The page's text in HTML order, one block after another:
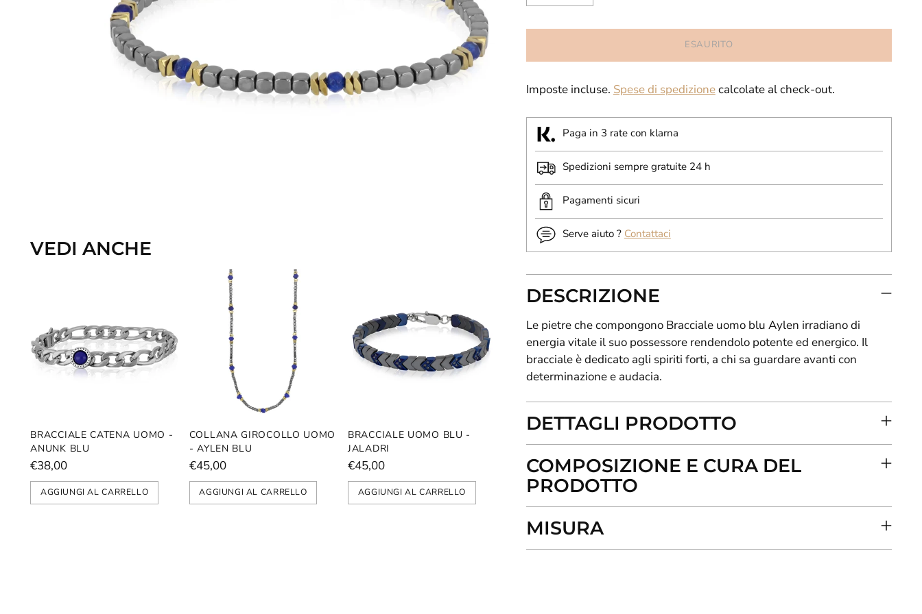
VEDI ANCHE
BRACCIALE CATENA UOMO -
ANUNK BLU
€38,00
AGGIUNGI AL CARRELLO
COLLANA GIROCOLLO UOMO
- AYLEN BLU
€45,00
AGGIUNGI AL CARRELLO
BRACCIALE UOMO BLU -
JALADRI
€45,00
AGGIUNGI AL CARRELLO
ESAURITO
Imposte incluse. Spese di spedizionecalcolate al check-out.
Paga in 3 rate con klarna
Spedizioni sempre gratuite 24 h
Pagamenti sicuri
Serve aiuto ? Contattaci
DESCRIZIONE
Le pietre che compongono Bracciale uomo blu Aylen irradiano di
energia vitale il suo possessore rendendolo potente ed energico. Il
bracciale è dedicato agli spiriti forti, a chi sa guardare avanti con
determinazione e audacia.
DETTAGLI PRODOTTO
COMPOSIZIONE E CURA DEL
PRODOTTO
MISURA